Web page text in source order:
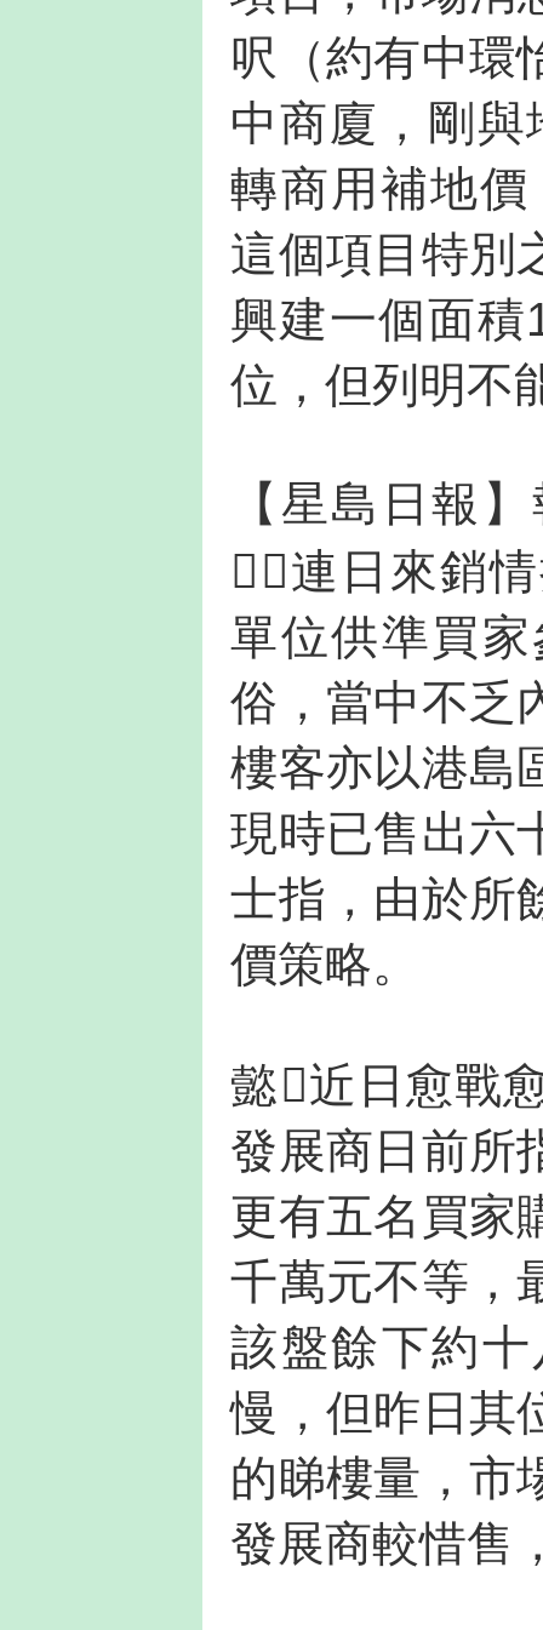
呎（約有中環
中商廈，剛
轉商用補地
這個項目特別
興建一個面積
位，但列明不
【星島日報
，連日來銷
單位供準買
俗，當中不乏
樓客亦以港島
現時已售出六
士指，由於所
價策略。
懿近日愈戰
發展商日前所
更有五名買家
千萬元不等，
該盤餘下約
慢，但昨日其
的睇樓量，市
發展商較惜售